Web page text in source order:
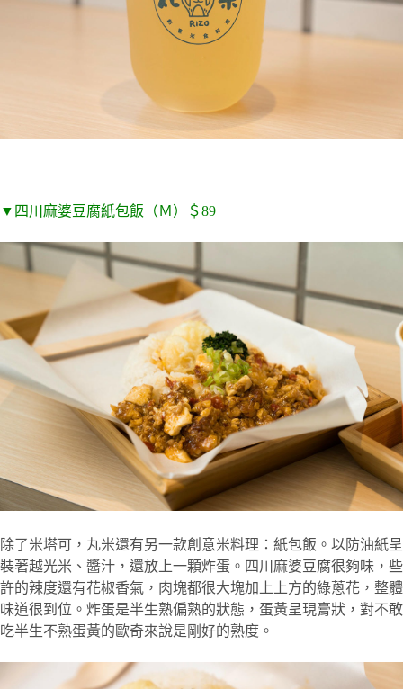
▼四川麻婆豆腐紙包飯（Ｍ）＄89
除了米塔可，丸米還有另一款創意米料理：紙包飯。以防油紙呈
裝著越光米、醬汁，還放上一顆炸蛋。四川麻婆豆腐很夠味，些
許的辣度還有花椒香氣，肉塊都很大塊加上上方的綠蔥花，整體
味道很到位。炸蛋是半生熟偏熟的狀態，蛋黃呈現膏狀，對不敢
吃半生不熟蛋黃的歐奇來說是剛好的熟度。